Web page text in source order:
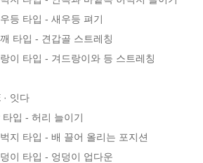
등 타입 - 새우등 펴기
타입 - 견갑골 스트레칭
이 타입 - 겨드랑이와 등 스트레칭
· 잇다
입 - 허리 늘이기
지 타입 - 배 끌어 올리는 포지션
이 타입 - 엉덩이 업다운